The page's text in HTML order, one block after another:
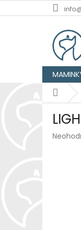
na